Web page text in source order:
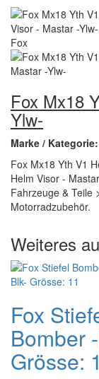
Fox Mx18
Ylw-
Marke / Kategorie:
Fox Mx18 Yth V1
Helm Visor -
Fahrzeuge & Teile
Motorradzubehör.
Weiteres
Fox
Bomber
Grösse: